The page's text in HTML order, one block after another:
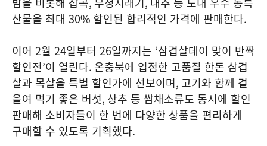
산물을 최대 30% 할인된 합리적인 가격에 판매한다.
이어 2월 24일부터 26일까지는 ‘삼겹살데이 맞이 반짝
할인전’이 열린다. 온충북에 입점한 고품질 한돈 삼겹
살과 목살을 특별 할인가에 선보이며, 고기와 함께 곁
을여 먹기 좋은 버섯, 상추 등 쌈채소류도 동시에 할인
판매해 소비자들이 한 번에 다양한 상품을 편리하게
구매할 수 있도록 기획했다.